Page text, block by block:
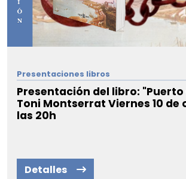
Detalles
Presentaciones libros
Presentación del libro: "Puerto
Toni Montserrat Viernes 10 de
las 20h